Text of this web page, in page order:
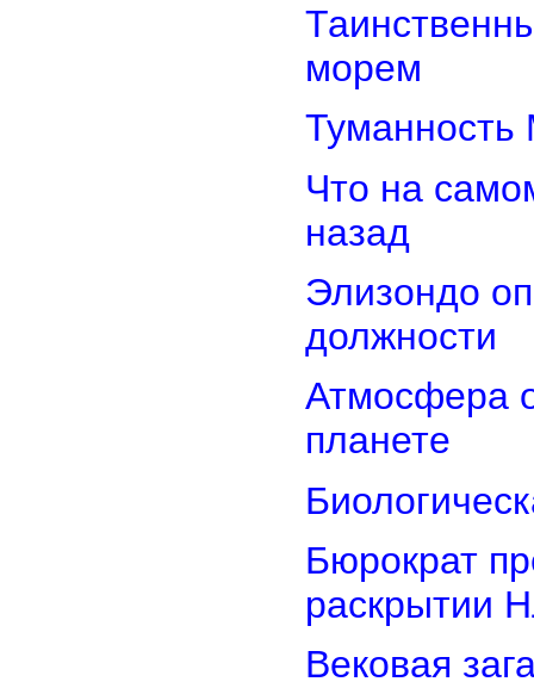
морем
Туманность
Что на
назад
Элизондо
должности
Атмосфера
планете
Бюрократ
раскрытии
Вековая